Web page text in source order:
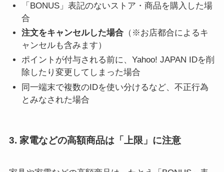
「BONUS」表記のないストア・商品を購入した場
合
注文をキャンセルした場合 （※お店都合によるキ
ャンセルも含みます）
ポイントが付与される前に、Yahoo! JAPAN IDを削
除したり変更してしまった場合
同一端末で複数のIDを使い分けるなど、不正行為
とみなされた場合
3. 家電などの高額商品は「上限」に注意